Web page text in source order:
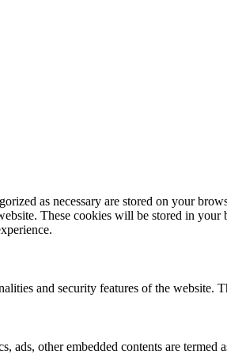
as necessary are stored on your
These cookies will be stored in
and security features of the website.
other embedded contents are termed